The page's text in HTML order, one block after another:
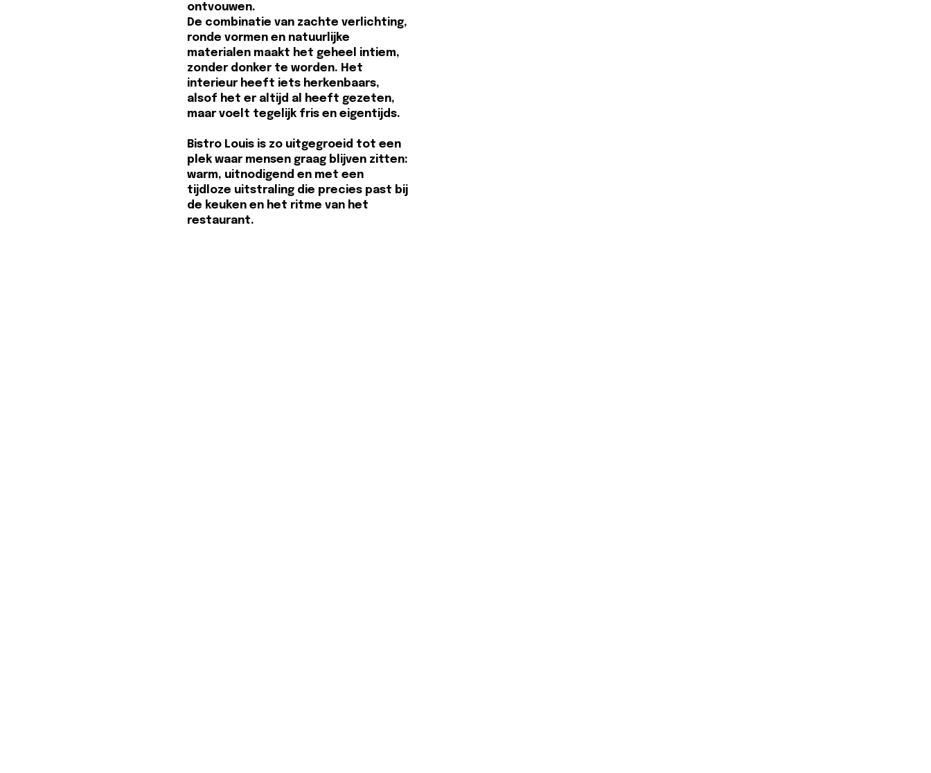
ontvouwen.
De combinatie van zachte verlichting,
ronde vormen en natuurlijke
materialen maakt het geheel intiem,
zonder donker te worden. Het
interieur heeft iets herkenbaars,
alsof het er altijd al heeft gezeten,
maar voelt tegelijk fris en eigentijds.
Bistro Louis is zo uitgegroeid tot een
plek waar mensen graag blijven zitten:
warm, uitnodigend en met een
tijdloze uitstraling die precies past bij
de keuken en het ritme van het
restaurant.